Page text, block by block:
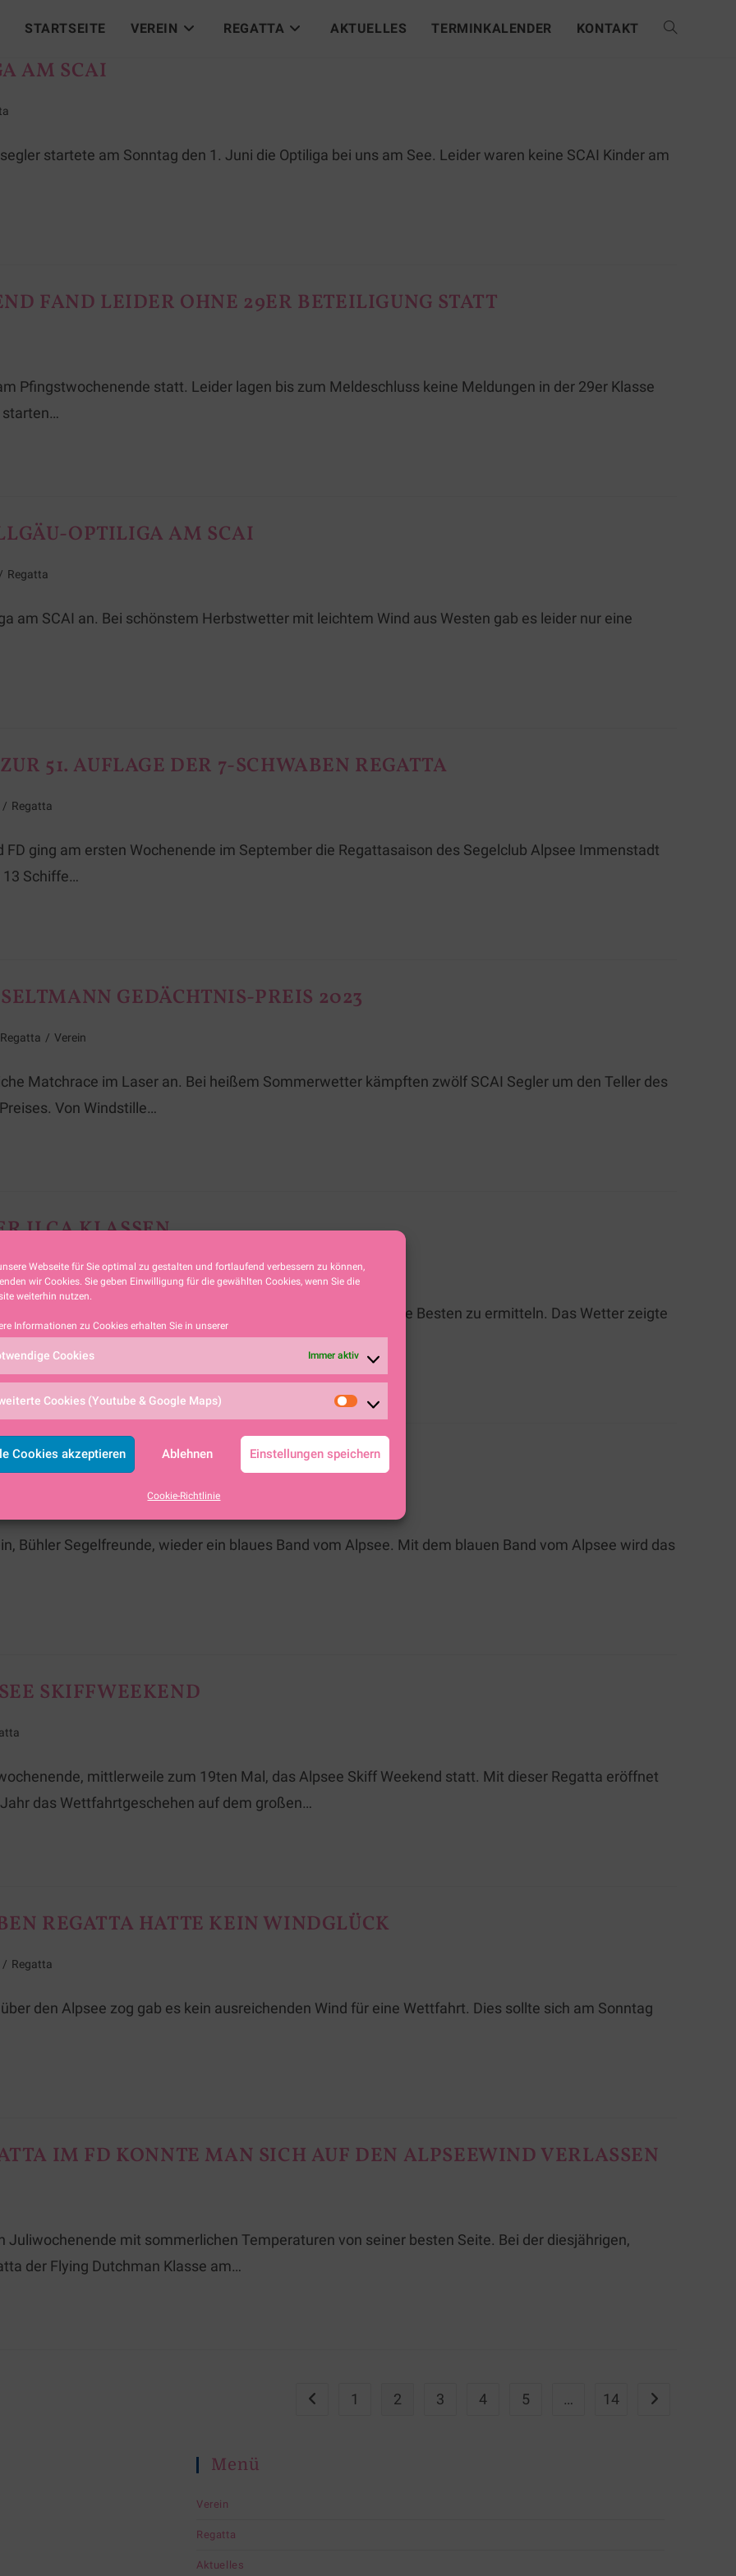
Webseite für Sie optimal zu gestalten und fortlaufend verbessern zu können,
wir Cookies. Sie geben Einwilligung für die gewählten Cookies, wenn Sie die
weiterhin nutzen.
Informationen zu Cookies erhalten Sie in unserer
Cookies Immer aktiv
Cookies (Youtube & Google Maps)
Cookies akzeptieren Ablehnen Einstellungen speichern
Cookie-Richtlinie
STARTSEITE VEREIN REGATTA AKTUELLES TERMINKALENDER KONTAKT
AM SCAI
startete am Sonntag den 1. Juni die Optiliga bei uns am See. Leider waren keine SCAI Kinder am
FAND LEIDER OHNE 29ER BETEILIGUNG STATT
Pfingstwochenende statt. Leider lagen bis zum Meldeschluss keine Meldungen in der 29er Klasse
starten…
OPTILIGA AM SCAI
/ Regatta
am SCAI an. Bei schönstem Herbstwetter mit leichtem Wind aus Westen gab es leider nur eine
51. AUFLAGE DER 7-SCHWABEN REGATTA
/ Regatta
ging am ersten Wochenende im September die Regattasaison des Segelclub Alpsee Immenstadt
13 Schiffe…
GEDÄCHTNIS-PREIS 2023
Regatta / Verein
Matchrace im Laser an. Bei heißem Sommerwetter kämpften zwölf SCAI Segler um den Teller des
Von Windstille…
ILCA KLASSEN
sich 60 unerschrockene Segler um in drei Bootsklassen die Besten zu ermitteln. Das Wetter zeigte
AN DEN SCAI
Bühler Segelfreunde, wieder ein blaues Band vom Alpsee. Mit dem blauen Band vom Alpsee wird das
SKIFFWEEKEND
mittlerweile zum 19ten Mal, das Alpsee Skiff Weekend statt. Mit dieser Regatta eröffnet
das Wettfahrtgeschehen auf dem großen…
REGATTA HATTE KEIN WINDGLÜCK
/ Regatta
den Alpsee zog gab es kein ausreichenden Wind für eine Wettfahrt. Dies sollte sich am Sonntag
IM FD KONNTE MAN SICH AUF DEN ALPSEEWIND VERLASSEN
Juliwochenende mit sommerlichen Temperaturen von seiner besten Seite. Bei der diesjährigen,
der Flying Dutchman Klasse am…
1 2 3 4 5 … 14
Menü
Verein
Regatta
Aktuelles